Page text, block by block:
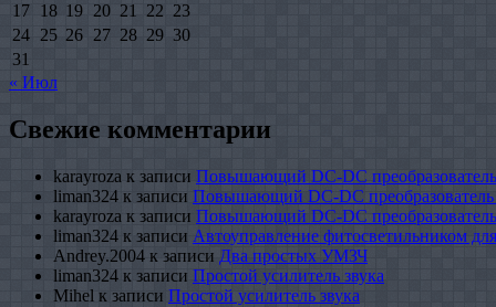
17 18 19 20 21 22 23
24 25 26 27 28 29 30
31
« Июл
Свежие комментарии
karayroza к записи Повышающий DC-DC
liman324 к записи Повышающий DC-DC
karayroza к записи Повышающий DC-DC
liman324 к записи Автоуправление фитосветильником
Andrey.2004 к записи Два простых УМЗЧ
liman324 к записи Простой усилитель звука
Mihel к записи Простой усилитель звука